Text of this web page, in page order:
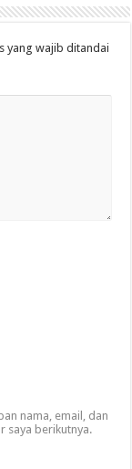
yang wajib ditandai
nama, email, dan
saya berikutnya.